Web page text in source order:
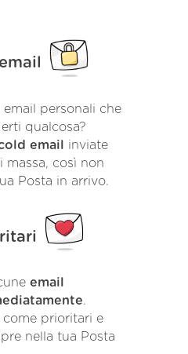
personali che
qualcosa?
email
inviate
massa, così non
Posta in arrivo.
email
.
prioritari e
nella tua Posta